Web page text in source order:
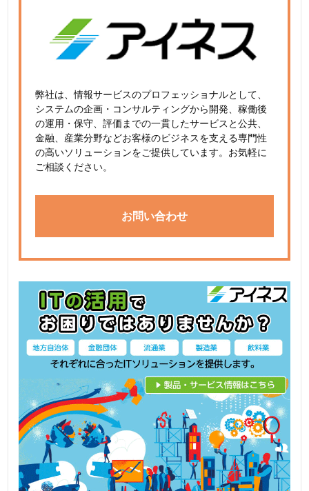
弊社は、情報サービスのプロフェッショナルとして、
システムの企画・コンサルティングから開発、稼働後
の運用・保守、評価までの一貫したサービスと公共、
金融、産業分野などお客様のビジネスを支える専門性
の高いソリューションをご提供しています。お気軽に
ご相談ください。
お問い合わせ